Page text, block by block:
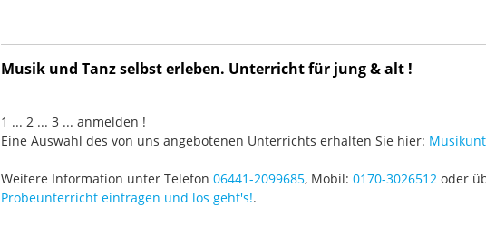
Musik und Tanz selbst erleben. Unterricht für jung & alt !
1 ... 2 ... 3 ... anmelden !
Eine Auswahl des von uns angebotenen Unterrichts erhalten Sie hier:
Weitere Information unter Telefon 06441-2099685, Mobil: 0170-3026512 oder
Probeunterricht eintragen und los geht's!.